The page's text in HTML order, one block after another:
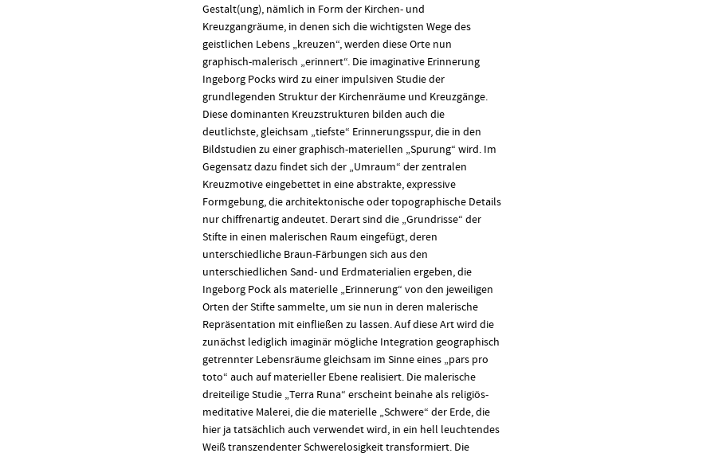
Gestalt(ung), nämlich in Form der Kirchen- und
Kreuzgangräume, in denen sich die wichtigsten Wege des
geistlichen Lebens „kreuzen“, werden diese Orte nun
graphisch-malerisch „erinnert“. Die imaginative Erinnerung
Ingeborg Pocks wird zu einer impulsiven Studie der
grundlegenden Struktur der Kirchenräume und Kreuzgänge.
Diese dominanten Kreuzstrukturen bilden auch die
deutlichste, gleichsam „tiefste“ Erinnerungsspur, die in den
Bildstudien zu einer graphisch-materiellen „Spurung“ wird. Im
Gegensatz dazu findet sich der „Umraum“ der zentralen
Kreuzmotive eingebettet in eine abstrakte, expressive
Formgebung, die architektonische oder topographische Details
nur chiffrenartig andeutet. Derart sind die „Grundrisse“ der
Stifte in einen malerischen Raum eingefügt, deren
unterschiedliche Braun-Färbungen sich aus den
unterschiedlichen Sand- und Erdmaterialien ergeben, die
Ingeborg Pock als materielle „Erinnerung“ von den jeweiligen
Orten der Stifte sammelte, um sie nun in deren malerische
Repräsentation mit einfließen zu lassen. Auf diese Art wird die
zunächst lediglich imaginär mögliche Integration geographisch
getrennter Lebensräume gleichsam im Sinne eines „pars pro
toto“ auch auf materieller Ebene realisiert. Die malerische
dreiteilige Studie „Terra Runa“ erscheint beinahe als religiös-
meditative Malerei, die die materielle „Schwere“ der Erde, die
hier ja tatsächlich auch verwendet wird, in ein hell leuchtendes
Weiß transzendenter Schwerelosigkeit transformiert. Die